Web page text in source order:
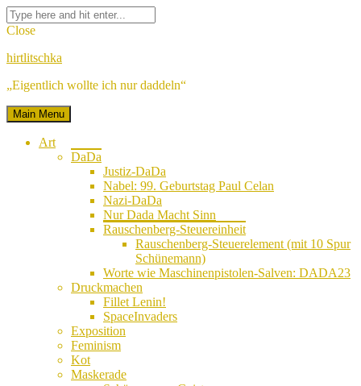
Skip
to
Facebook
Twitter
Google
Plus
Linkedin
Instagram
YouTube
Pinterest
Tumblr
Flickr
VK
Search
for:
Close
hirtlitschka
„Eigentlich wollte ich nur daddeln“
Main Menu
Art
DaDa
Justiz-DaDa
Nabel: 99. Geburtstag Paul Celan
Nazi-DaDa
Nur Dada Macht Sinn
Rauschenberg-Steuereinheit
Rauschenberg-Steuerelement (mit 10 Spur
Schünemann)
Worte wie Maschinenpistolen-Salven: DADA23
Druckmachen
Fillet Lenin!
SpaceInvaders
Exposition
Feminism
Kot
Maskerade